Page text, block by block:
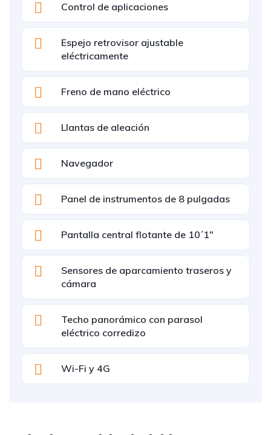
Control de aplicaciones
Espejo retrovisor ajustable
eléctricamente
Freno de mano eléctrico
Llantas de aleación
Navegador
Panel de instrumentos de 8 pulgadas
Pantalla central flotante de 10´1"
Sensores de aparcamiento traseros y
cámara
Techo panorámico con parasol
eléctrico corredizo
Wi-Fi y 4G